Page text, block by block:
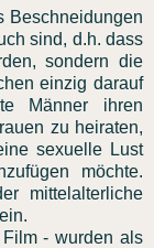
Beschneidungen
sind, d.h. dass
sondern die
einzig darauf
Männer ihren
zu heiraten,
sexuelle Lust
möchte.
mittelalterliche
- wurden als